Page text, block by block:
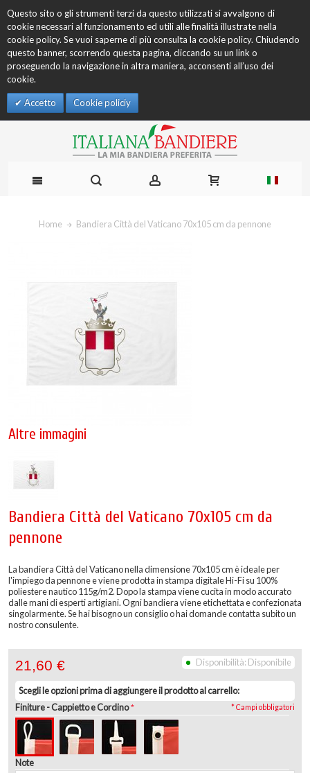
Questo sito o gli strumenti terzi da questo utilizzati si avvalgono di
cookie necessari al funzionamento ed utili alle finalità illustrate nella
cookie policy. Se vuoi saperne di più consulta la cookie policy. Chiudendo
questo banner, scorrendo questa pagina, cliccando su un link o
proseguendo la navigazione in altra maniera, acconsenti all’uso dei
cookie.
Accetto Cookie policiy
Home Bandiera Città del Vaticano 70x105 cm da pennone
Altre immagini
Bandiera Città del Vaticano 70x105 cm da
pennone
La bandiera Città del Vaticano nella dimensione 70x105 cm è ideale per
l'impiego da pennone e viene prodotta in stampa digitale Hi-Fi su 100%
poliestere nautico 115g/m2. Dopo la stampa viene cucita in modo accurato
dalle mani di esperti artigiani. Ogni bandiera viene etichettata e confezionata
singolarmente. Se hai bisogno un consiglio o hai domande contatta subito un
nostro consulente.
Disponibilità: Disponibile
21,60 €
Scegli le opzioni prima di aggiungere il prodotto al carrello:
Finiture- Cappietto e Cordino
Note
* Campi obbligatori